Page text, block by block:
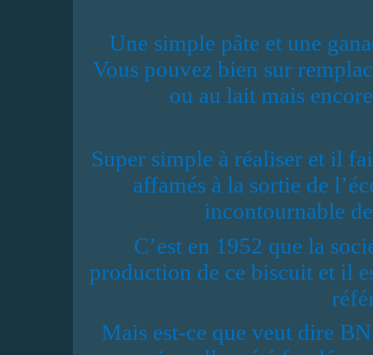
Une simple pâte et une
Vous pouvez bien sur
ou au lait mais
Super simple à réaliser et il
affamés à la sortie de
incontournable
C’est en 1952 que la
production de ce biscuit et il
Mais est-ce que veut dire